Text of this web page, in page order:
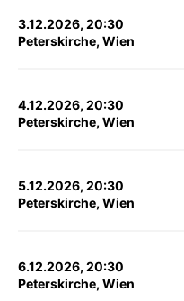
3.12.2026, 20:30
Peterskirche, Wien
4.12.2026, 20:30
Peterskirche, Wien
5.12.2026, 20:30
Peterskirche, Wien
6.12.2026, 20:30
Peterskirche, Wien